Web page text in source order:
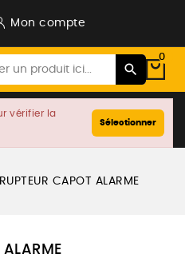
Mon compte
0
vérifier la
Sélectionner
CAPOT ALARME
ALARME